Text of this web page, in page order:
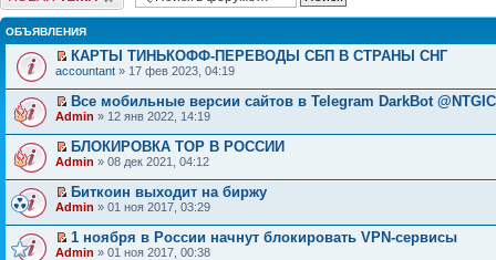
ОБЪЯВЛЕНИЯ
КАРТЫ ТИНЬКОФФ-ПЕРЕВОДЫ СБП В СТРАНЫ СНГ
accountant » 17 фев 2023, 04:19
Все мобильные версии сайтов в Telegram DarkBot
Admin » 12 янв 2022, 14:19
БЛОКИРОВКА ТОР В РОССИИ
Admin » 08 дек 2021, 04:12
Биткоин выходит на биржу
Admin » 01 ноя 2017, 03:29
1 ноября в России начнут блокировать VPN-сервисы
Admin » 01 ноя 2017, 00:38